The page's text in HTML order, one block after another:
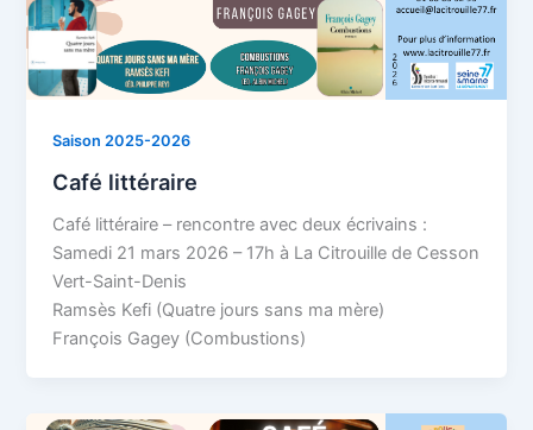
Saison 2025-2026
Café littéraire
Café littéraire – rencontre avec deux écrivains :
Samedi 21 mars 2026 – 17h à La Citrouille de Cesson
Vert-Saint-Denis
Ramsès Kefi (Quatre jours sans ma mère)
François Gagey (Combustions)